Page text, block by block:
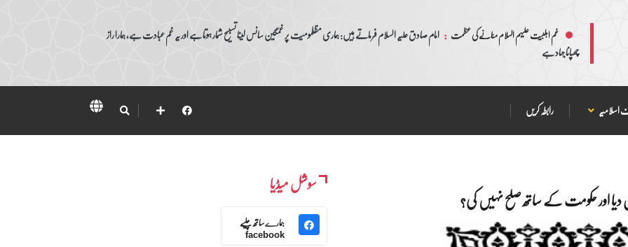
غم اہلبیت علیہم السلام منانے کی عظمت : امام صادق علیہ السلام فرماتے ہیں: ہماری مظلمومیت پر غمگین سانس لینا تسبیح شمار ہوتا ہے اور یہ غم عبادت ہے، ہمارا راز
چھپانا جہاد ہے
اسلامیہ رابطہ کریں
اور حکومت کے ساتھ صلح نہیں کی؟ سوشل میڈیا
ہمارے ساتھ چلیے
facebook